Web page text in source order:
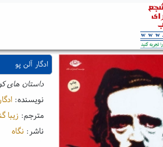
ادگار آلن پو
داستان های
نویسنده:
مترجم: زیبا
ناشر: نگاه